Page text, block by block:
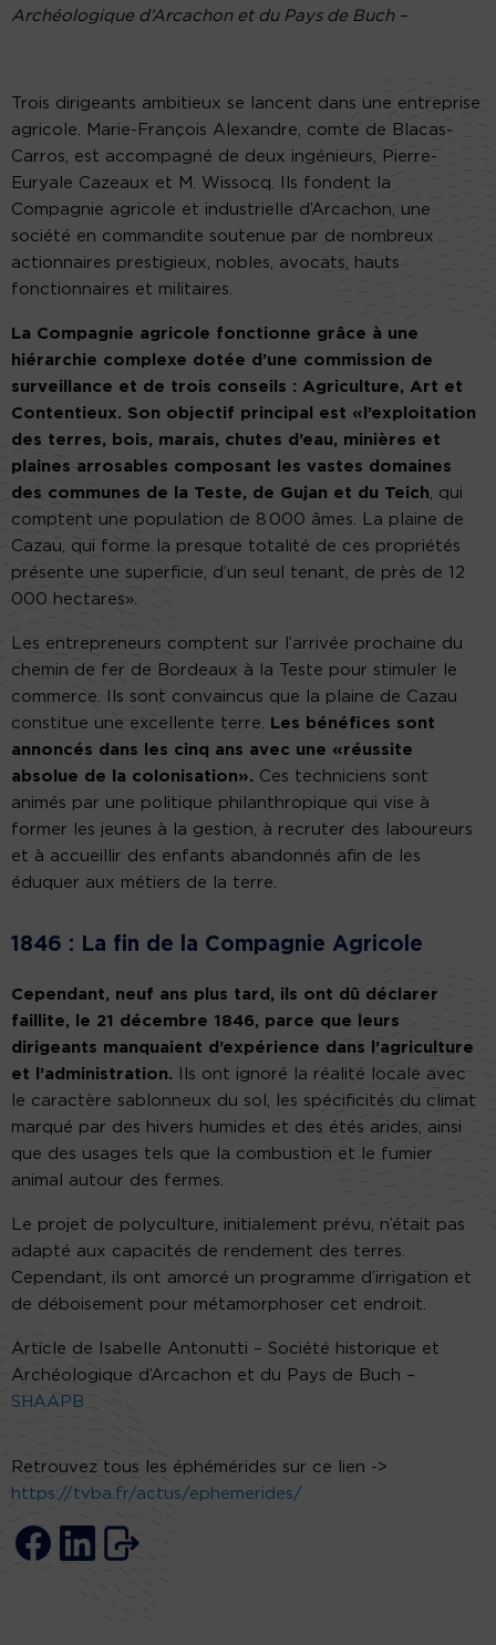
Archéologique d’Arcachon et du Pays de Buch –
Trois dirigeants ambitieux se lancent dans une entreprise
agricole. Marie-François Alexandre, comte de Blacas-
Carros, est accompagné de deux ingénieurs, Pierre-
Euryale Cazeaux et M. Wissocq. Ils fondent la
Compagnie agricole et industrielle d’Arcachon, une
société en commandite soutenue par de nombreux
actionnaires prestigieux, nobles, avocats, hauts
fonctionnaires et militaires.
La Compagnie agricole fonctionne grâce à une
hiérarchie complexe dotée d’une commission de
surveillance et de trois conseils : Agriculture, Art et
Contentieux. Son objectif principal est «l’exploitation
des terres, bois, marais, chutes d’eau, minières et
plaines arrosables composant les vastes domaines
des communes de la Teste, de Gujan et du Teich, qui
comptent une population de 8 000 âmes. La plaine de
Cazau, qui forme la presque totalité de ces propriétés
présente une superficie, d’un seul tenant, de près de 12
000 hectares».
Les entrepreneurs comptent sur l’arrivée prochaine du
chemin de fer de Bordeaux à la Teste pour stimuler le
commerce. Ils sont convaincus que la plaine de Cazau
constitue une excellente terre. Les bénéfices sont
annoncés dans les cinq ans avec une «réussite
absolue de la colonisation». Ces techniciens sont
animés par une politique philanthropique qui vise à
former les jeunes à la gestion, à recruter des laboureurs
et à accueillir des enfants abandonnés afin de les
éduquer aux métiers de la terre.
1846 : La fin de la Compagnie Agricole
Cependant, neuf ans plus tard, ils ont dû déclarer
faillite, le 21 décembre 1846, parce que leurs
dirigeants manquaient d’expérience dans l’agriculture
et l’administration. Ils ont ignoré la réalité locale avec
le caractère sablonneux du sol, les spécificités du climat
marqué par des hivers humides et des étés arides, ainsi
que des usages tels que la combustion et le fumier
animal autour des fermes.
Le projet de polyculture, initialement prévu, n’était pas
adapté aux capacités de rendement des terres.
Cependant, ils ont amorcé un programme d’irrigation et
de déboisement pour métamorphoser cet endroit.
Article de Isabelle Antonutti – Société historique et
Archéologique d’Arcachon et du Pays de Buch –
SHAAPB
Retrouvez tous les éphémérides sur ce lien ->
https://tvba.fr/actus/ephemerides/